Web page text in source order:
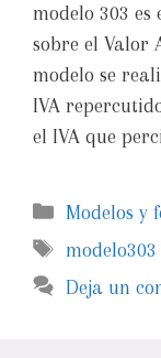
modelo 303
sobre el Valor
modelo se
IVA
el IVA que
Modelos y
modelo303
Deja un